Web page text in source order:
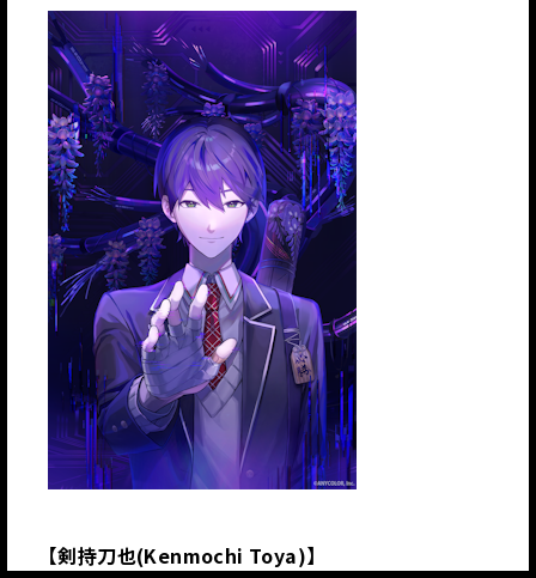
【剣持刀也(Kenmochi Toya)】